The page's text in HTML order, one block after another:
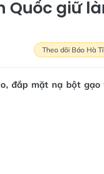
Quốc giữ
Theo dõi Báo Hà
đắp mặt nạ bột gạo